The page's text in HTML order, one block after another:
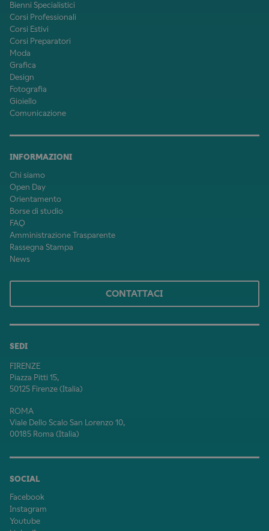
Bienni Specialistici
Corsi Professionali
Corsi Estivi
Corsi Preparatori
Moda
Grafica
Design
Fotografia
Gioiello
Comunicazione
INFORMAZIONI
Chi siamo
Open Day
Orientamento
Borse di studio
FAQ
Amministrazione Trasparente
Rassegna Stampa
News
SEDI
FIRENZE
Piazza Pitti 15,
50125 Firenze (Italia)
ROMA
Viale Dello Scalo San Lorenzo 10,
00185 Roma (Italia)
SOCIAL
Facebook
Instagram
Youtube
CONTATTACI